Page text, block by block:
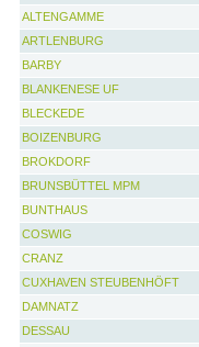
ALTENGAMME
ARTLENBURG
BARBY
BLANKENESE UF
BLECKEDE
BOIZENBURG
BROKDORF
BRUNSBÜTTEL MPM
BUNTHAUS
COSWIG
CRANZ
CUXHAVEN STEUBENHÖFT
DAMNATZ
DESSAU